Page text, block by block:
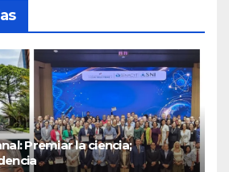
Premiar la ciencia;